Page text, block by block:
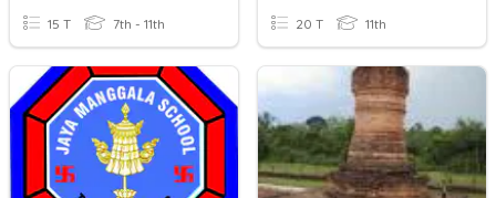
15 T 7th - 11th 20 T 11th